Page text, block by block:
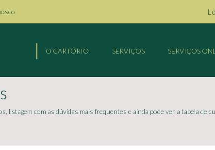
O CARTÓRIO SERVIÇOS SERVIÇOS
listagem com as dúvidas mais frequentes e ainda pode ver a tabela de